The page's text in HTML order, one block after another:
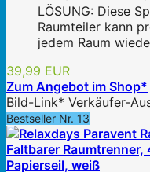
LÖSUNG: Diese
Raumteiler kann
jedem Raum
39,99 EUR
Zum Angebot im Shop*
Bild-Link* Verkäufer-
Bestseller Nr. 13